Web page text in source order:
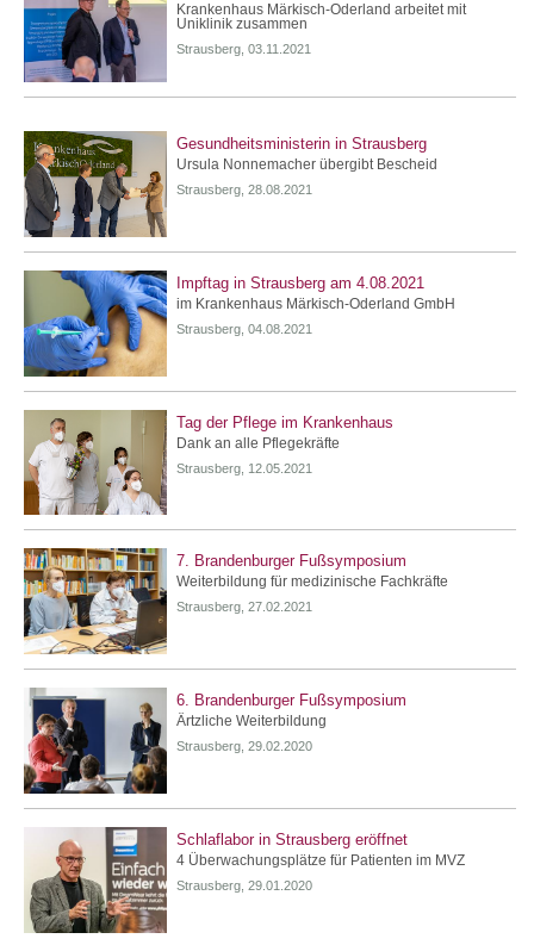
Krankenhaus Märkisch-Oderland arbeitet mit
Uniklinik zusammen
Strausberg, 03.11.2021
Gesundheitsministerin in Strausberg
Ursula Nonnemacher übergibt Bescheid
Strausberg, 28.08.2021
Impftag in Strausberg am 4.08.2021
im Krankenhaus Märkisch-Oderland GmbH
Strausberg, 04.08.2021
Tag der Pflege im Krankenhaus
Dank an alle Pflegekräfte
Strausberg, 12.05.2021
7. Brandenburger Fußsymposium
Weiterbildung für medizinische Fachkräfte
Strausberg, 27.02.2021
6. Brandenburger Fußsymposium
Ärtzliche Weiterbildung
Strausberg, 29.02.2020
Schlaflabor in Strausberg eröffnet
4 Überwachungsplätze für Patienten im MVZ
Strausberg, 29.01.2020